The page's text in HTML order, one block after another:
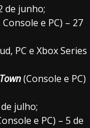
de junho;
e PC) – 27
PC e Xbox Series
(Console e PC)
julho;
e PC) – 5 de